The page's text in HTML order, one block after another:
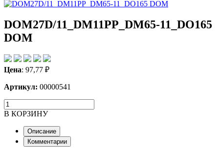
DOM27D/11_DM11PP_DM65-11_DO165
DOM
Цена: 97,77 ₽
Артикул: 00000541
В КОРЗИНУ
Описание
Комментарии